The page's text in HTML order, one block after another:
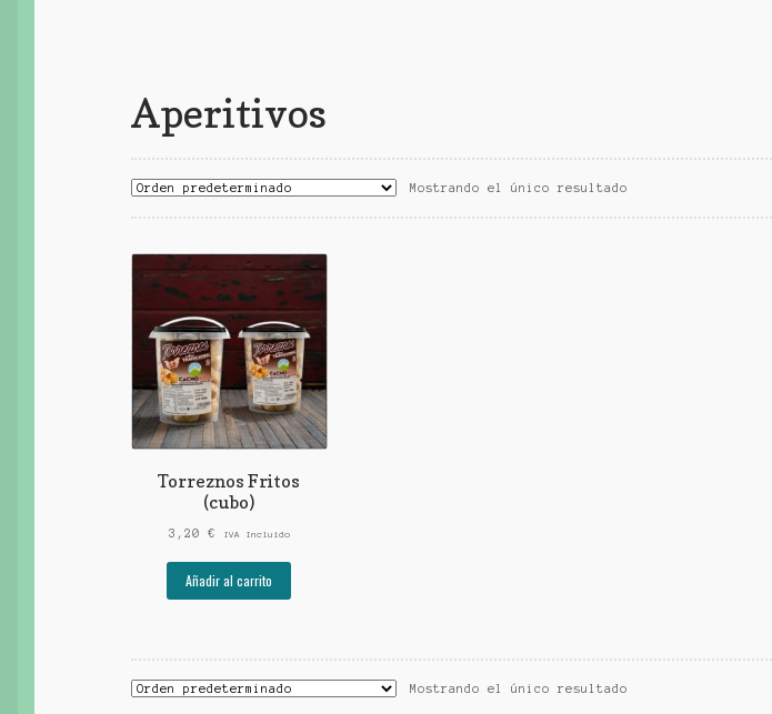
Aperitivos
Mostrando el único resultado
Torreznos Fritos
(cubo)
3,20 € IVA Incluido
Añadir al carrito
Mostrando el único resultado